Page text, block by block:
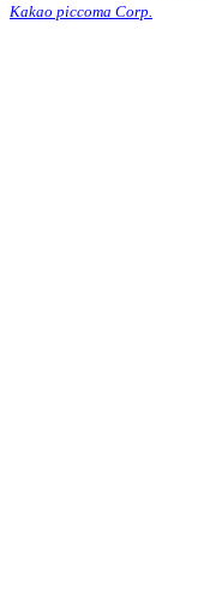
Kakao piccoma Corp.